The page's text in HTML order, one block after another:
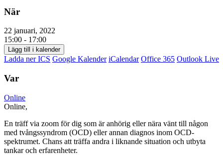
När
22 januari, 2022
15:00 - 17:00
Lägg till i kalender
Ladda ner ICS Google Kalender iCalendar Office 365 Outlook Live
Var
Online
Online,
En träff via zoom för dig som är anhörig eller nära vänt till någon
med tvångssyndrom (OCD) eller annan diagnos inom OCD-
spektrumet. Chans att träffa andra i liknande situation och utbyta
tankar och erfarenheter.